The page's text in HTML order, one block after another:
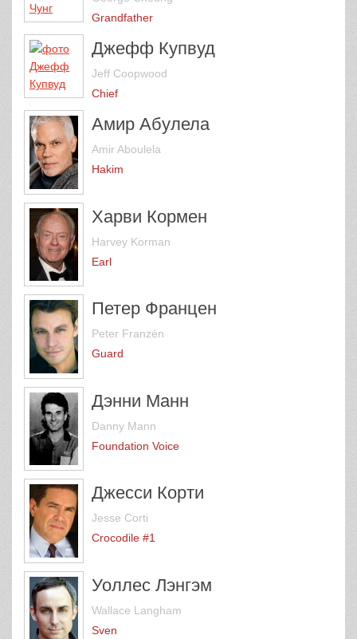
Grandfather
Джефф Купвуд
Jeff Coopwood
Chief
Амир Абулела
Amir Aboulela
Hakim
Харви Кормен
Harvey Korman
Earl
Петер Францен
Peter Franzén
Guard
Дэнни Манн
Danny Mann
Foundation Voice
Джесси Корти
Jesse Corti
Crocodile #1
Уоллес Лэнгэм
Wallace Langham
Sven